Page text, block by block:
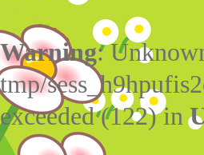
Warning:
tmp/
exceeded (122) in